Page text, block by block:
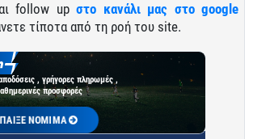
follow upστο κανάλι μας στο google
τίποτα από τη ροή του site.
, γρήγορες πληρωμές ,
προσφορές
ΠΑΙΞΕ ΝΟΜΙΜΑ